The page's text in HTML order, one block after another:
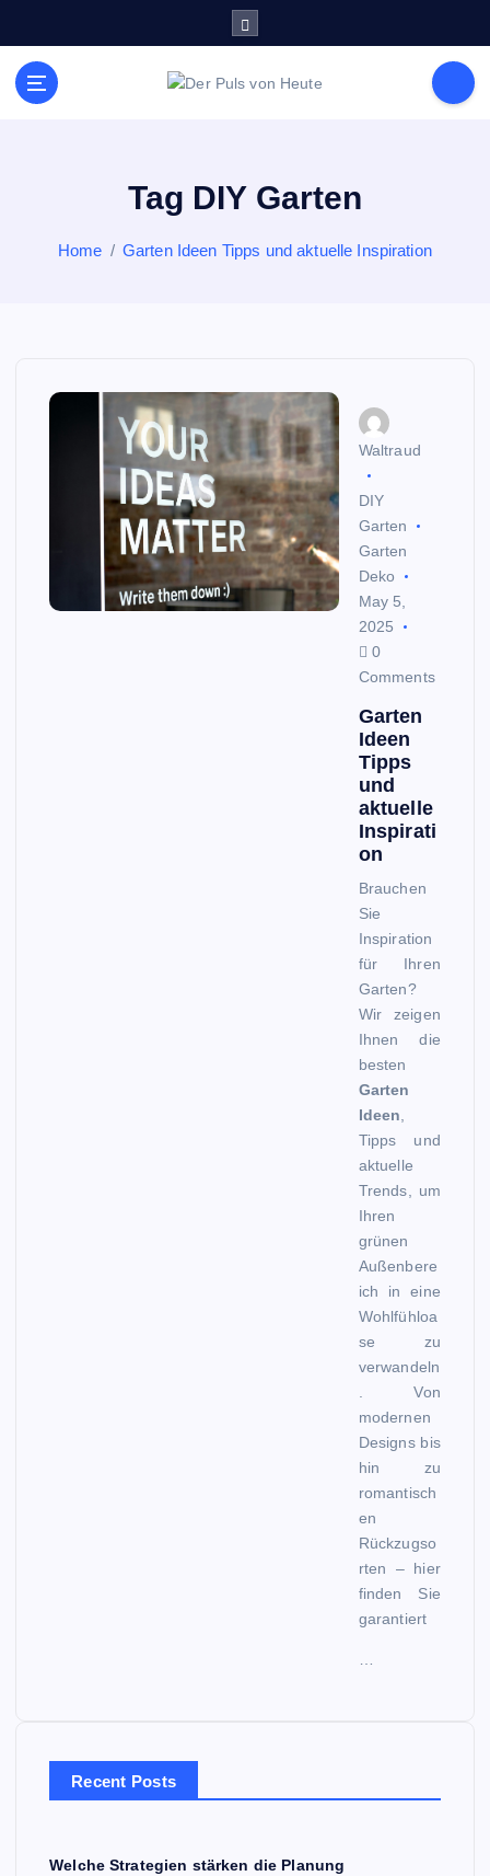
Tag DIY Garten
Home Garten Ideen Tipps und aktuelle Inspiration
Waltraud
DIY
Garten
Garten
Deko
May 5,
2025
0
Comments
Garten
Ideen
Tipps
und
aktuelle
Inspirati
on
Brauchen
Sie
Inspiration
für Ihren
Garten?
Wir zeigen
Ihnen die
besten
Garten
Ideen
Tipps und
aktuelle
Trends, um
Ihren
grünen
Außenbere
ich in eine
Wohlfühloa
se zu
verwandeln
. Von
modernen
Designs bis
hin zu
romantisch
en
Rückzugso
rten – hier
finden Sie
garantiert
Recent Posts
Welche Strategien stärken die Planung